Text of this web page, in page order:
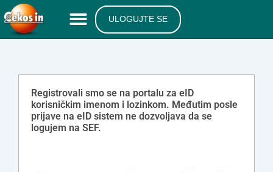
ULOGUJTE SE
Registrovali smo se na portalu za eID
korisničkim imenom i lozinkom. Međutim posle
prijave na eID sistem ne dozvoljava da se
logujem na SEF.